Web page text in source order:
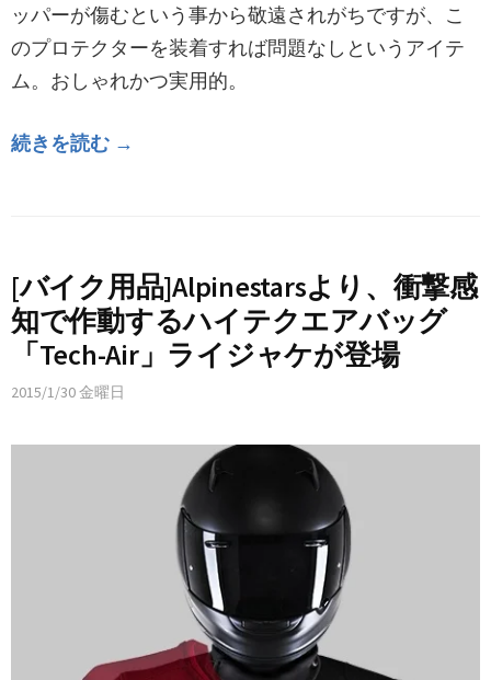
ッパーが傷むという事から敬遠されがちですが、こ
のプロテクターを装着すれば問題なしというアイテ
ム。おしゃれかつ実用的。
続きを読む →
[バイク用品]Alpinestarsより、衝撃感
知で作動するハイテクエアバッグ
「Tech-Air」ライジャケが登場
2015/1/30 金曜日